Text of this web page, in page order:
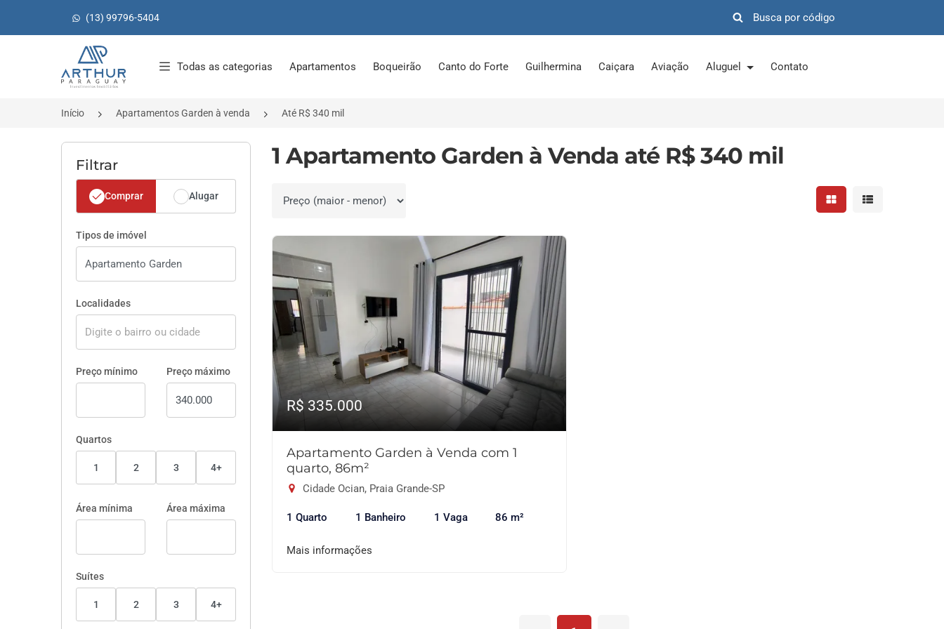
(13) 99796-5404
Página inicial
Todas as categorias Apartamentos Boqueirão Canto do Forte Guilhermina Caiçara Aviação Aluguel Contato
Início Apartamentos Garden à venda Até R$ 340 mil
Filtrar
Comprar Alugar
Tipos de imóvel
Localidades
Preço mínimo Preço máximo
Quartos
1 2 3 4+
Área mínima Área máxima
Suítes
1 2 3 4+
1 Apartamento Garden à Venda até R$ 340 mil
Ordenar por Mostrar resultados em
Mostrar
R$ 335.000
Apartamento Garden à Venda com 1
quarto, 86m²
Cidade Ocian, Praia Grande-SP
1 Quarto 1 Banheiro 1 Vaga 86 m²
Mais informações